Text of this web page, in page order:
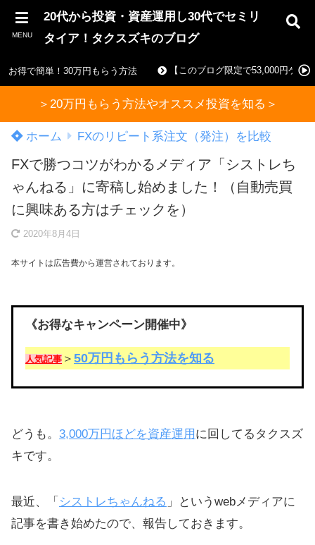
MENU
20代から投資・資産運用し30代でセミリ
タイア！タクスズキのブログ
お得で簡単！30万円もらう方法 【このブログ限定で53,000円ゲッ
＞20万円もらう方法やオススメ投資を知る＞
ホーム FXのリピート系注文（発注）を比較
FXで勝つコツがわかるメディア「シストレち
ゃんねる」に寄稿し始めました！（自動売買
に興味ある方はチェックを）
2020年8月4日
本サイトは広告費から運営されております。
《お得なキャンペーン開催中》
人気記事 ＞ 50万円もらう方法を知る
どうも。 3,000万円ほどを資産運用 に回してるタクスズ
キです。
最近、「 シストレちゃんねる 」というwebメディアに
記事を書き始めたので、報告しておきます。